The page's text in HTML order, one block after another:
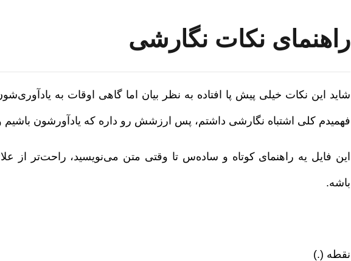
راهنمای نکات نگارشی
شاید این نکات خیلی پیش پا افتاده به نظر بیان اما گاهی اوقات به
فهمیدم کلی اشتباه نگارشی داشتم، پس ارزشش رو داره که یادآورشون
این فایل یه راهنمای کوتاه و ساده‌س تا وقتی متن می‌نویسید، راحت‌تر از
باشه.
نقطه (.)